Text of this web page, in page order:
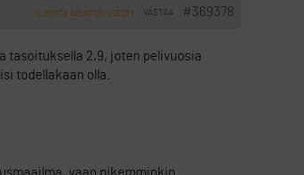
#369378
VASTAA
ILMOITA ASIATON VIESTI
tasoituksella 2,9, joten pelivuosia
todellakaan olla.